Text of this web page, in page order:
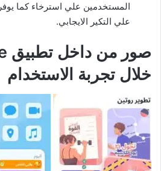
المستخدمين علي استرخاء كما
علي التكير الايجابي.
خلال تجربة الاستخدام